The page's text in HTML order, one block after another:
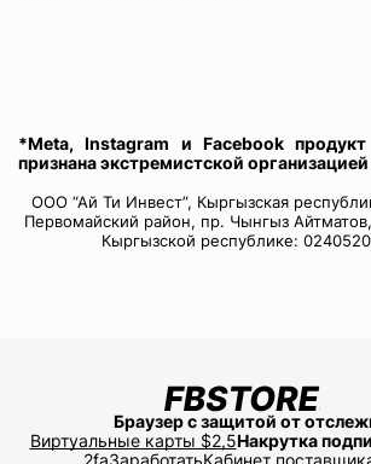
*Meta, Instagram и Facebook
признана экстремистской
ООО “Ай Ти Инвест”, Кыргызская
Первомайский район, пр. Чынгыз
Кыргызской республике:
Браузер с защитой от
Виртуальные карты $2,5Накрутка
2faЗаработатьКабинет